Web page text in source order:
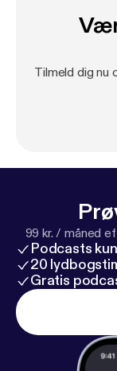
Tilmeld dig nu
99 kr. / måned
Podcasts
20
Gratis